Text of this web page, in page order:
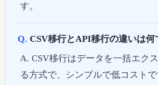
す。
CSV移行とAPI移行の違いは何
CSV移行はデータを一括エク
る方式で、シンプルで低コスト